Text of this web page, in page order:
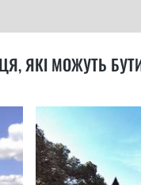
ЯКІ МОЖУТЬ